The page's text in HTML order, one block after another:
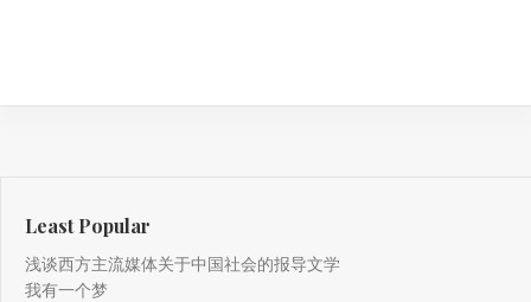
Least Popular
浅谈西方主流媒体关于中国社会的报导文学
我有一个梦